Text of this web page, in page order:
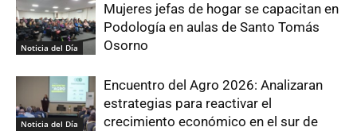
Noticia del Día
Mujeres jefas de hogar se capacitan en
Podología en aulas de Santo Tomás
Osorno
Noticia del Día
Encuentro del Agro 2026: Analizaran
estrategias para reactivar el
crecimiento económico en el sur de